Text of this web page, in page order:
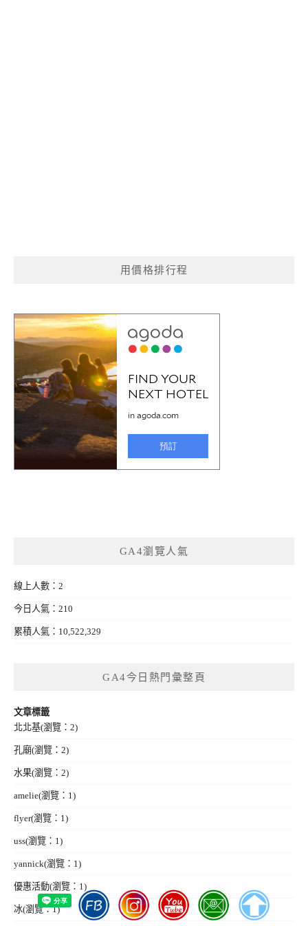
用價格排行程
GA4瀏覽人氣
線上人數：2
今日人氣：210
累積人氣：10,522,329
GA4今日熱門彙整頁
文章標籤
北北基(瀏覽：2)
孔廟(瀏覽：2)
水果(瀏覽：2)
amelie(瀏覽：1)
flyer(瀏覽：1)
uss(瀏覽：1)
yannick(瀏覽：1)
優惠活動(瀏覽：1)
冰(瀏覽：1)